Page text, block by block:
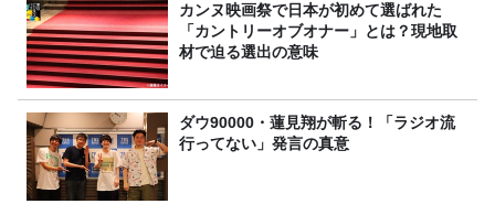
カンヌ映画祭で日本が初めて選ばれた
「カントリーオブオナー」とは？現地取
材で迫る選出の意味
ダウ90000・蓮見翔が斬る！「ラジオ流
行ってない」発言の真意